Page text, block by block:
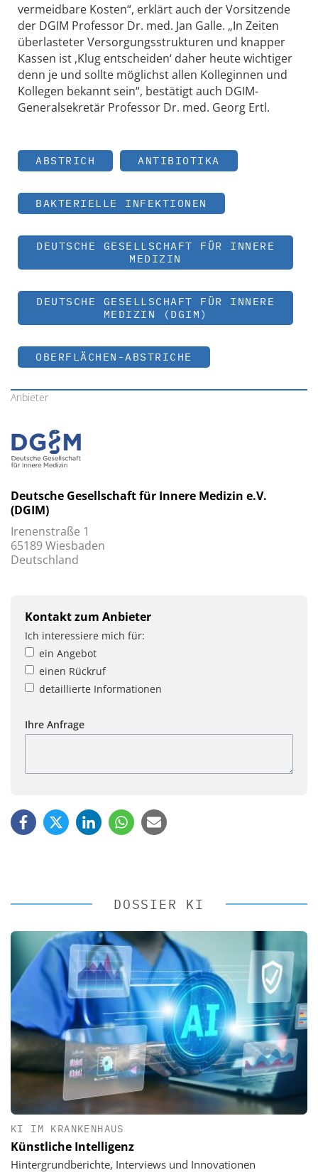
vermeidbare Kosten“, erklärt auch der Vorsitzende
der DGIM Professor Dr. med. Jan Galle. „In Zeiten
überlasteter Versorgungsstrukturen und knapper
Kassen ist ‚Klug entscheiden‘ daher heute wichtiger
denn je und sollte möglichst allen Kolleginnen und
Kollegen bekannt sein“, bestätigt auch DGIM-
Generalsekretär Professor Dr. med. Georg Ertl.
ABSTRICH ANTIBIOTIKA
BAKTERIELLE INFEKTIONEN
DEUTSCHE GESELLSCHAFT FÜR INNERE
MEDIZIN
DEUTSCHE GESELLSCHAFT FÜR INNERE
MEDIZIN (DGIM)
OBERFLÄCHEN-ABSTRICHE
Anbieter
Deutsche Gesellschaft für Innere Medizin e.V.
(DGIM)
Irenenstraße 1
65189 Wiesbaden
Deutschland
Kontakt zum Anbieter
Ich interessiere mich für:
ein Angebot
einen Rückruf
detaillierte Informationen
Ihre Anfrage
DOSSIER KI
KI IM KRANKENHAUS
Künstliche Intelligenz
Hintergrundberichte, Interviews und Innovationen